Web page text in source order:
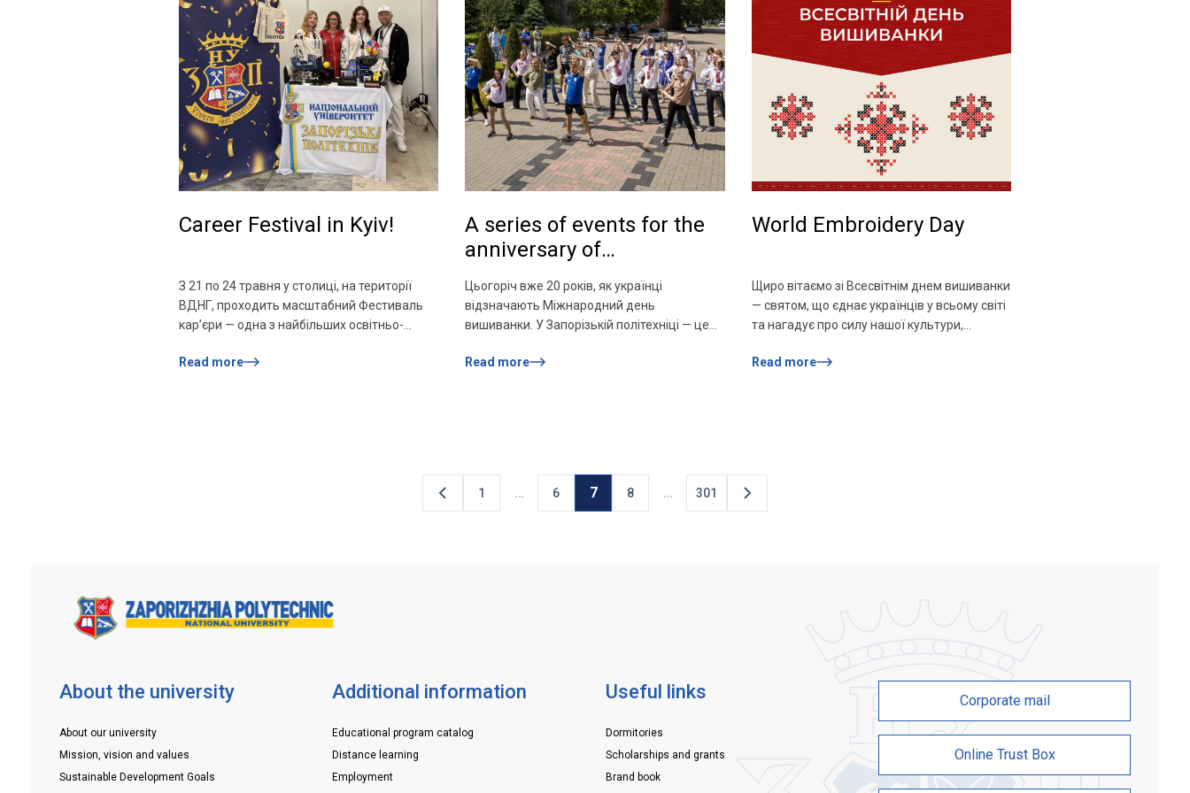
на біологічні, соціальні та психологічні
чинники резилієнтності, а також
поділилася результатами […]
Тетяна Бородулькіна ознайомила учасників
з методом «Шість […]
Career Festival in Kyiv!
З 21 по 24 травня у столиці, на території
ВДНГ, проходить масштабний Фестиваль
кар’єри — одна з найбільших освітньо-
зустрічаються студенти, абітурієнти,
Read more
A series of events for the
anniversary of
International Embroidery
Day
Цьогоріч вже 20 років, як українці
відзначають Міжнародний день
вишиванки. У Запорізькій політехніці — це
вишивка, єдність і любов. В університеті
Read more
World Embroidery Day
Щиро вітаємо зі Всесвітнім днем вишиванки
— святом, що єднає українців у всьому світі
та нагадує про силу нашої культури,
Вишиванка — це не просто елемент одягу, а
Read more
1 … 6 7 8 … 301
About the university
About our university
Mission, vision and values
Sustainable Development Goals
Additional information
Educational program catalog
Distance learning
Employment
Useful links
Dormitories
Scholarships and grants
Brand book
Corporate mail
Online Trust Box